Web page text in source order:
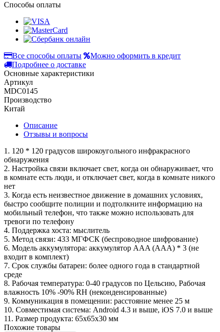
Способы оплаты
Все способы оплаты
Можно оформить в кредит
Подробнее о доставке
Основные характеристики
Артикул
MDC0145
Производство
Китай
Описание
Отзывы и вопросы
1. 120 * 120 градусов широкоугольного инфракрасного
обнаружения
2. Настройка связи включает свет, когда он обнаруживает, что
в комнате есть люди, и отключает свет, когда в комнате никого
нет
3. Когда есть неизвестное движение в домашних условиях,
быстро сообщите полиции и подтолкните информацию на
мобильный телефон, что также можно использовать для
тревоги по телефону
4. Поддержка хоста: мыслитель
5. Метод связи: 433 МГФСК (беспроводное шифрование)
6. Модель аккумулятора: аккумулятор AAA (AAA) * 3 (не
входит в комплект)
7. Срок службы батареи: более одного года в стандартной
среде
8. Рабочая температура: 0-40 градусов по Цельсию, Рабочая
влажность 10% -90% RH (неконденсированные)
9. Коммуникация в помещении: расстояние менее 25 м
10. Совместимая система: Android 4.3 и выше, iOS 7.0 и выше
11. Размер продукта: 65x65x30 мм
Похожие товары